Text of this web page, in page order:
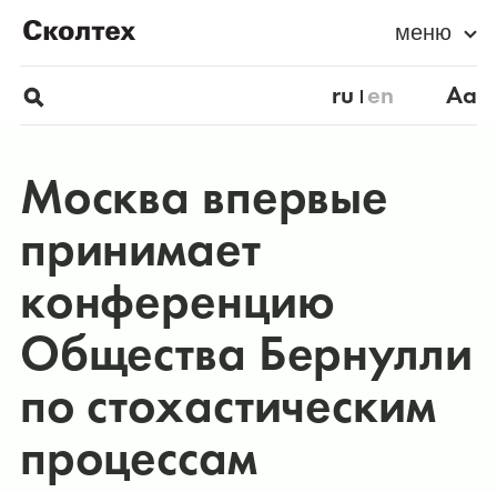
меню
ru en Aa
Москва впервые
принимает
конференцию
Общества Бернулли
по стохастическим
процессам